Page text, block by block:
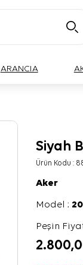
ARANCIA
Siyah
Ürün Kodu :
Aker
Model :
Peşin